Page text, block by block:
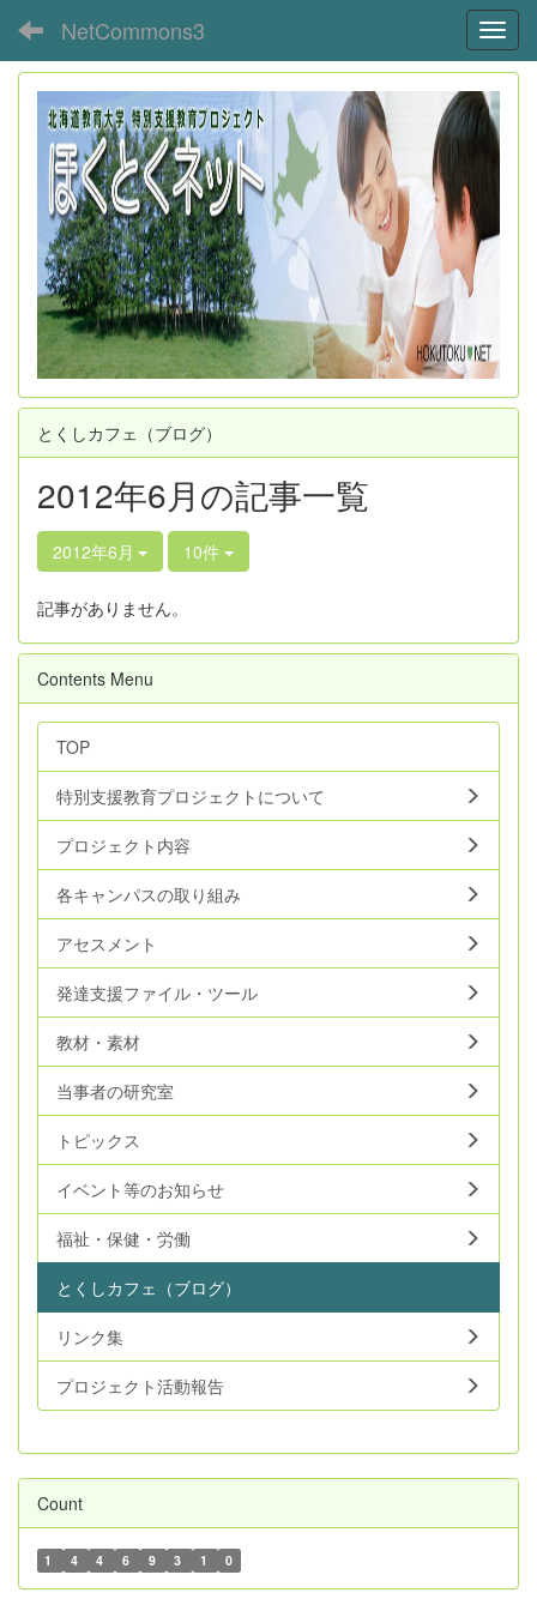
NetCommons3
とくしカフェ（ブログ）
2012年6月の記事一覧
2012年6月 10件
記事がありません。
Contents Menu
TOP
特別支援教育プロジェクトについて
プロジェクト内容
各キャンパスの取り組み
アセスメント
発達支援ファイル・ツール
教材・素材
当事者の研究室
トピックス
イベント等のお知らせ
福祉・保健・労働
とくしカフェ（ブログ）
リンク集
プロジェクト活動報告
Count
1 4 4 6 9 3 1 0